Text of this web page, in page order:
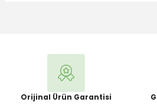
Orijinal Ürün Garantisi